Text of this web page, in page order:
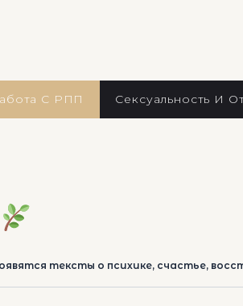
С РПП Сексуальность И
тексты о психике, счастье,